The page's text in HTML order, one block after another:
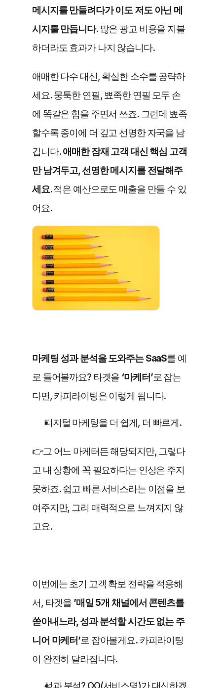
메시지를 만들려다가 이도 저도 아닌 메
시지를 만듭니다. 많은 광고 비용을 지불
하더라도 효과가 나지 않습니다.
애매한 다수 대신, 확실한 소수를 공략하
세요. 뭉툭한 연필, 뾰족한 연필 모두 손
에 똑같은 힘을 주면서 쓰죠. 그런데 뾰족
할수록 종이에 더 깊고 선명한 자국을 남
깁니다. 애매한 잠재 고객 대신 핵심 고객
만 남겨두고, 선명한 메시지를 전달해주
세요. 적은 예산으로도 매출을 만들 수 있
어요.
마케팅 성과 분석을 도와주는 SaaS를 예
로 들어볼까요? 타겟을 ‘마케터’로 잡는
다면, 카피라이팅은 이렇게 됩니다.
디지털 마케팅을 더 쉽게, 더 빠르게.
👉그 어느 마케터든 해당되지만, 그렇다
고 내 상황에 꼭 필요하다는 인상은 주지
못하죠. 쉽고 빠른 서비스라는 이점을 보
여주지만, 그리 매력적으로 느껴지지 않
고요.
이번에는 초기 고객 확보 전략을 적용해
서, 타겟을 ’매일 5개 채널에서 콘텐츠를
쏟아내느라, 성과 분석할 시간도 없는 주
니어 마케터’로 잡아볼게요. 카피라이팅
이 완전히 달라집니다.
성과 분석? OO(서비스명)가 대신하겠